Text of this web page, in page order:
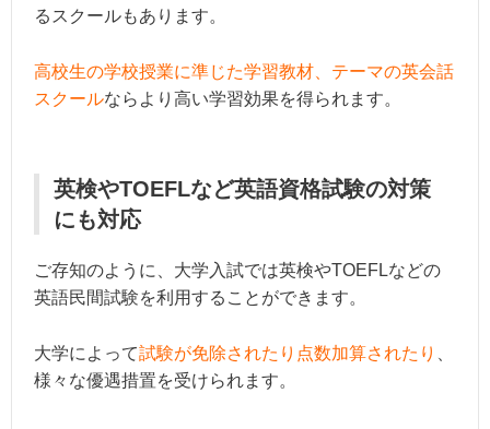
るスクールもあります。
高校生の学校授業に準じた学習教材、テーマの英会話
スクールならより高い学習効果を得られます。
英検やTOEFLなど英語資格試験の対策
にも対応
ご存知のように、大学入試では英検やTOEFLなどの
英語民間試験を利用することができます。
大学によって試験が免除されたり点数加算されたり
様々な優遇措置を受けられます。